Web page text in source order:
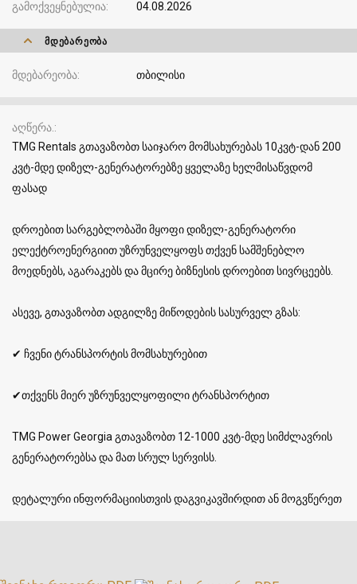
გამოქვეყნებულია
04.08.2026
ᲛᲓᲔᲑᲐᲠᲔᲝᲑᲐ
მდებარეობა თბილისი
აღწერა.
TMG Rentals გთავაზობთ საიჯარო მომსახურებას 10კვტ-დან 200
კვტ-მდე დიზელ-გენერატორებზე ყველაზე ხელმისაწვდომ
ფასად
დროებით სარგებლობაში მყოფი დიზელ-გენერატორი
ელექტროენერგიით უზრუნველყოფს თქვენ სამშენებლო
მოედნებს, აგარაკებს და მცირე ბიზნესის დროებით სივრცეებს.
ასევე, გთავაზობთ ადგილზე მიწოდების სასურველ გზას:
✔ ჩვენი ტრანსპორტის მომსახურებით
✔თქვენს მიერ უზრუნველყოფილი ტრანსპორტით
TMG Power Georgia გთავაზობთ 12-1000 კვტ-მდე სიმძლავრის
გენერატორებსა და მათ სრულ სერვისს.
დეტალური ინფორმაციისთვის დაგვიკავშირდით ან მოგვწერეთ